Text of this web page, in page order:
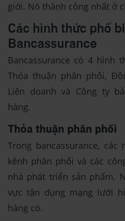
giới. Nó thành công nhất ở
Các hình thức phổ
Bancassurance
Bancassurance có 4 hình
Thỏa thuận phân phối,
Liên doanh và Công ty
hàng.
Thỏa thuận phân phối
Trong bancassurance, các
kênh phân phối và các
nhà phát triển sản phẩm.
vực tận dụng mạng lưới
hàng có.